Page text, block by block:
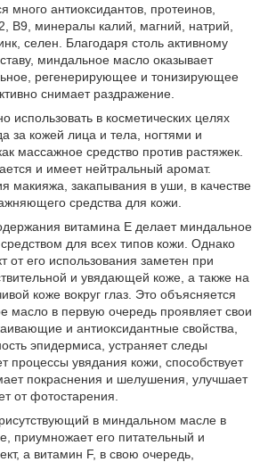
много антиоксидантов, протеинов,
B9, минералы калий, магний, натрий,
селен. Благодаря столь активному
миндальное масло оказывает
регенерирующее и тонизирующее
снимает раздражение.
использовать в косметических целях
за кожей лица и тела, ногтями и
массажное средство против растяжек.
и имеет нейтральный аромат.
макияжа, закапывания в уши, в качестве
средства для кожи.
витамина E делает миндальное
для всех типов кожи. Однако
его использования заметен при
и увядающей коже, а также на
коже вокруг глаз. Это объясняется
масло в первую очередь проявляет свои
и антиоксидантные свойства,
эпидермиса, устраняет следы
процессы увядания кожи, способствует
покраснения и шелушения, улучшает
от фотостарения.
в миндальном масле в
приумножает его питательный и
а витамин F, в свою очередь,